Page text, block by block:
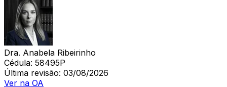
Dra. Anabela Ribeirinho
Cédula: 58495P
Última revisão: 03/08/2026
Ver na OA